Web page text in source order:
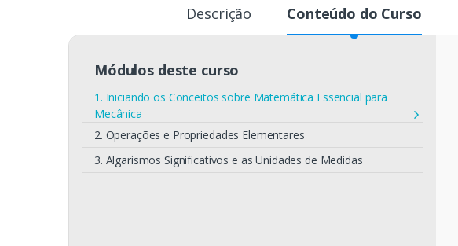
Descrição Conteúdo do Curso
Módulos deste curso
1. Iniciando os Conceitos sobre Matemática Essencial para
Mecânica
2. Operações e Propriedades Elementares
3. Algarismos Significativos e as Unidades de Medidas